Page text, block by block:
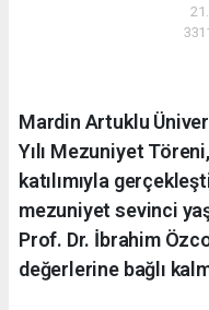
Mardin Artuklu
Yılı Mezuniyet
katılımıyla
mezuniyet sevinci
Prof. Dr. İbrahim
değerlerine bağlı